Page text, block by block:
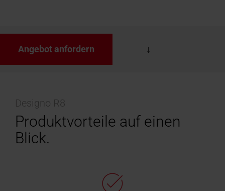
Angebot anfordern
Designo R8
Produktvorteile auf einen
Blick.